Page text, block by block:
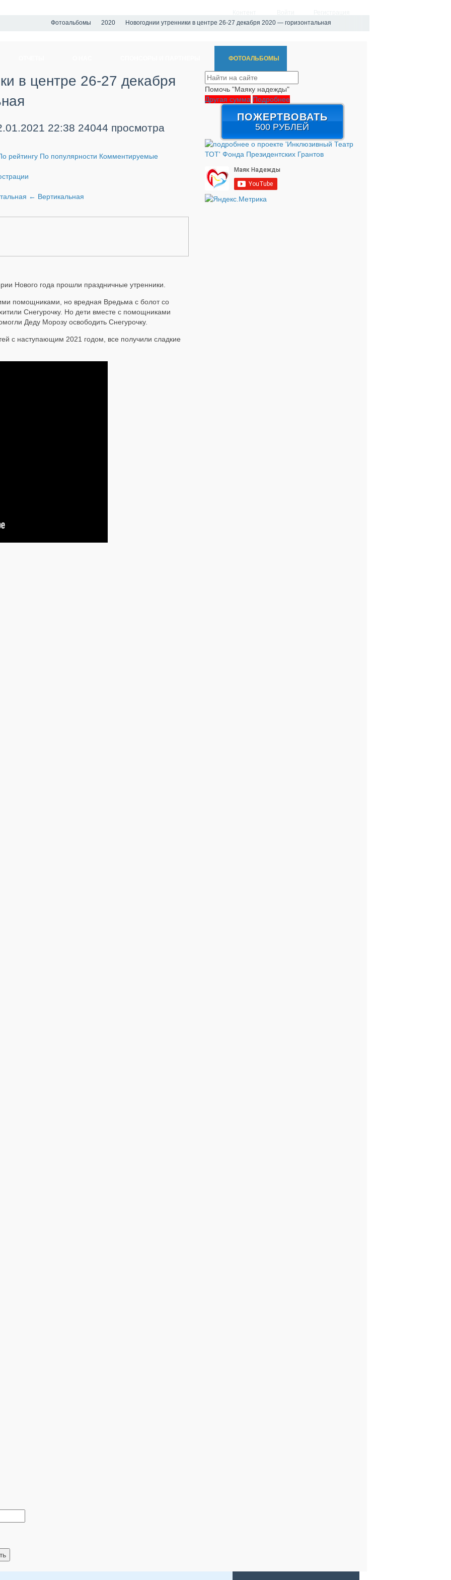
ФОТОАЛЬБОМЫ
Фотоальбомы 2020 Новогоднии утренники в центре 26-27 декабря 2020 — горизонтальная
в центре 26-27 декабря
22:38 24044 просмотра
рейтингу По популярности Комментируемые
← Вертикальная
Нового года прошли праздничные утренники.
помощниками, но вредная Вредьма с болот со
Снегурочку. Но дети вместе с помощниками
Деду Морозу освободить Снегурочку.
с наступающим 2021 годом, все получили сладкие
Помочь "Маяку надежды"
Другая сумма Подробнее
ПОЖЕРТВОВАТЬ
500 РУБЛЕЙ